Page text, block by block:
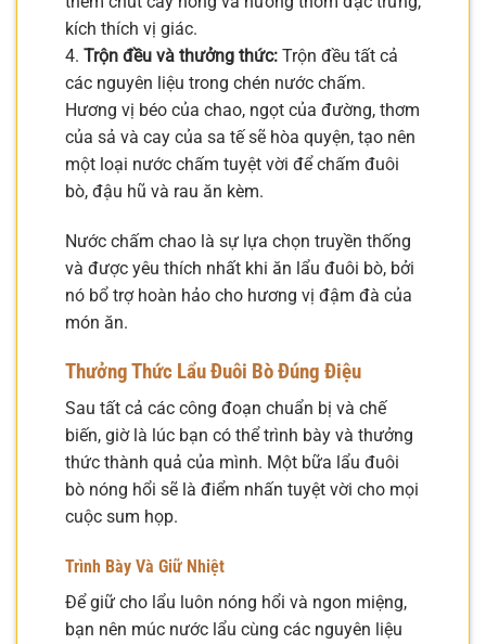
kích thích vị giác.
4. Trộn đều và thưởng thức: Trộn đều tất cả
các nguyên liệu trong chén nước chấm.
Hương vị béo của chao, ngọt của đường, thơm
của sả và cay của sa tế sẽ hòa quyện, tạo nên
một loại nước chấm tuyệt vời để chấm đuôi
bò, đậu hũ và rau ăn kèm.
Nước chấm chao là sự lựa chọn truyền thống
và được yêu thích nhất khi ăn lẩu đuôi bò, bởi
nó bổ trợ hoàn hảo cho hương vị đậm đà của
món ăn.
Thưởng Thức Lẩu Đuôi Bò Đúng Điệu
Sau tất cả các công đoạn chuẩn bị và chế
biến, giờ là lúc bạn có thể trình bày và thưởng
thức thành quả của mình. Một bữa lẩu đuôi
bò nóng hổi sẽ là điểm nhấn tuyệt vời cho mọi
cuộc sum họp.
Trình Bày Và Giữ Nhiệt
Để giữ cho lẩu luôn nóng hổi và ngon miệng,
bạn nên múc nước lẩu cùng các nguyên liệu